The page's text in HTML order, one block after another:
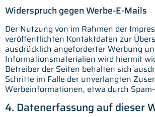
Widerspruch gegen Werbe-E-Mails
Der Nutzung von im Rahmen der
veröffentlichten Kontaktdaten zur
ausdrücklich angeforderter Werbung
Informationsmaterialien wird hiermit
Betreiber der Seiten behalten sich
Schritte im Falle der unverlangten
Werbeinformationen, etwa durch
4. Datenerfassung auf dieser